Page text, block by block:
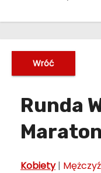
Wróć
Runda
Maraton
Kobiety|